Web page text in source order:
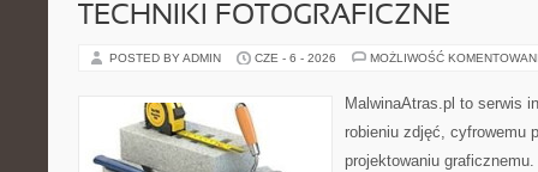
TECHNIKI FOTOGRAFICZNE
POSTED BY ADMIN CZE - 6 - 2026 MOŻLIWOŚĆ
MalwinaAtras.pl to serwis
robieniu zdjęć, cyfrowemu
projektowaniu